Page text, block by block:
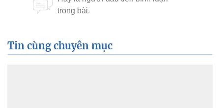
Tin cùng chuyên mục